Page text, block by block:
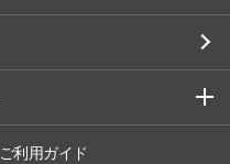
ご利用ガイド